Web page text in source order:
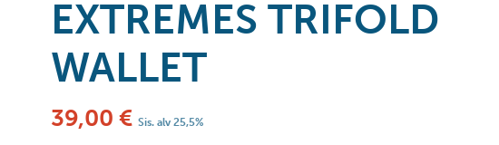
EXTREMES TRIFOLD
WALLET
39,00 € Sis. alv 25,5%